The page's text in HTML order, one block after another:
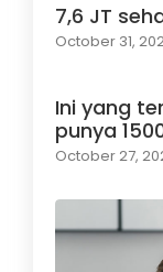
7,6 JT
October 31,
Ini yang
punya
October 27,